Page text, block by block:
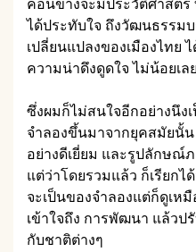
ค่อนข้างจะมีประวัติศาสต
ได้ประทับใจ ถึงวัฒนธรรม
เปลี่ยนแปลงของเมืองไทย
ความน่าดึงดูดใจ ไม่น้อยเ
ซึ่งผมก็ไม่สนใจอีกอย่างนึง
จำลองขึ้นมาจากยุคสมัยนั้
อย่างดีเยี่ยม และรูปลักษณ์
แต่ว่าโดยรวมแล้ว ก็เรียก
จะเป็นของจำลองแต่ก็ดูเห
เข้าใจถึง การพัฒนา แล้วป
กับชาติต่างๆ